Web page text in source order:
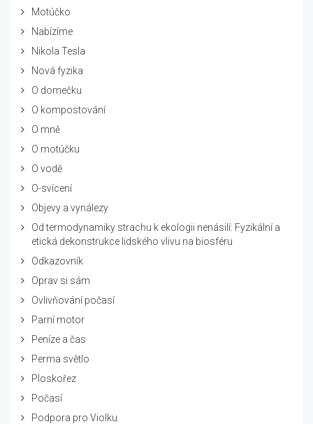
Motúčko
Nabízíme
Nikola Tesla
Nová fyzika
O domečku
O kompostování
O mně
O motúčku
O vodě
O-svícení
Objevy a vynálezy
Od termodynamiky strachu k ekologii nenásilí: Fyzikální a
etická dekonstrukce lidského vlivu na biosféru
Odkazovník
Oprav si sám
Ovlivňování počasí
Parní motor
Peníze a čas
Perma světlo
Ploskořez
Počasí
Podpora pro Violku